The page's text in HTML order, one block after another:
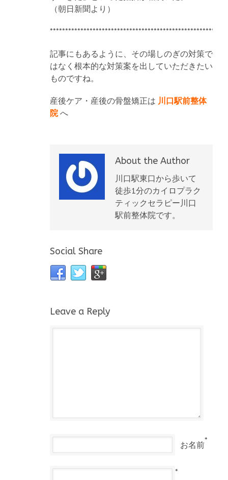
（朝日新聞より）
記事にもあるように、その場しのぎの対策で
はなく根本的な対策案を出していただきたい
ものですね。
産後ケア・産後の骨盤矯正は 川口駅前整体
院へ
About the Author
川口駅東口から歩いて
徒歩1分のカイロプラク
ティックセラピー川口
駅前整体院です。
Social Share
Leave a Reply
お名前*
*